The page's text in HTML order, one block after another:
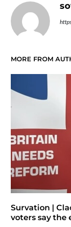
MORE FROM
Survation |
voters say the